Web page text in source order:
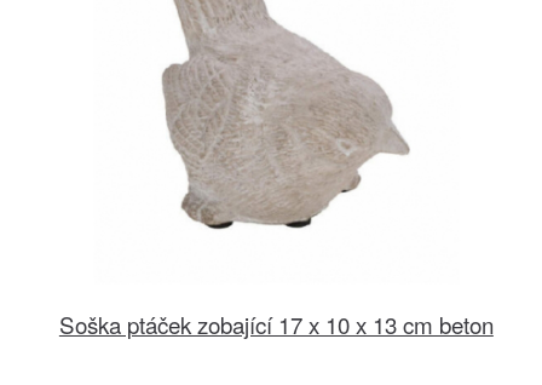
Soška ptáček zobající 17 x 10 x 13 cm beton